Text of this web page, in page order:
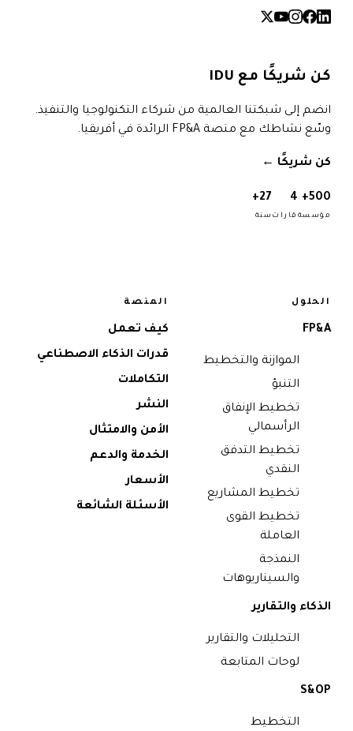
كن شريكًا مع IDU
انضم إلى شبكتنا العالمية من شركاء التكنولوجيا والتنفيذ.
وسّع نشاطك مع منصة FP&A الرائدة في أفريقيا.
كن شريكًا →
500+
مؤسسة
4
قارات
27+
سنة
الحلول
FP&A
الموازنة والتخطيط
التنبؤ
تخطيط الإنفاق
الرأسمالي
تخطيط التدفق
النقدي
تخطيط المشاريع
تخطيط القوى
العاملة
النمذجة
والسيناريوهات
الذكاء والتقارير
التحليلات والتقارير
لوحات المتابعة
S&OP
التخطيط
المنصة
كيف تعمل
قدرات الذكاء الاصطناعي
التكاملات
النشر
الأمن والامتثال
الخدمة والدعم
الأسعار
الأسئلة الشائعة